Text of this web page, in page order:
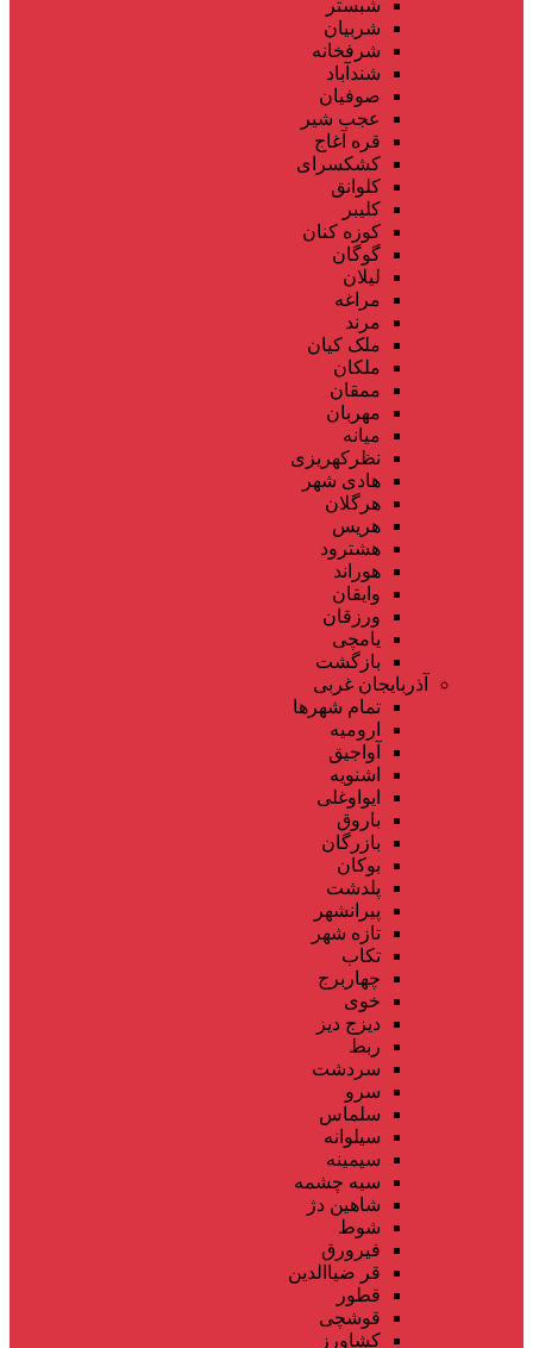
شبستر
شربیان
شرفخانه
شندآباد
صوفیان
عجب شیر
قره آغاج
کشکسرای
کلوانق
کلیبر
کوزه کنان
گوگان
لیلان
مراغه
مرند
ملک کیان
ملکان
ممقان
مهربان
میانه
نظرکهریزی
هادی شهر
هرگلان
هریس
هشترود
هوراند
وایقان
ورزقان
یامچی
بازگشت
آذربایجان غربی
تمام شهر‌ها
ارومیه
آواجیق
اشنویه
ایواوغلی
باروق
بازرگان
بوکان
پلدشت
پیرانشهر
تازه شهر
تکاب
چهاربرج
خوی
دیزج دیز
ربط
سردشت
سرو
سلماس
سیلوانه
سیمینه
سیه چشمه
شاهین دژ
شوط
فیرورق
قر ضیاالدین
قطور
قوشچی
کشاورز